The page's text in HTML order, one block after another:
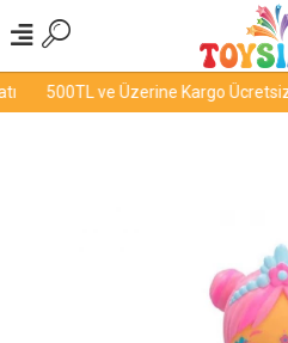
500TL ve Üzerine Kargo Ücretsiz!